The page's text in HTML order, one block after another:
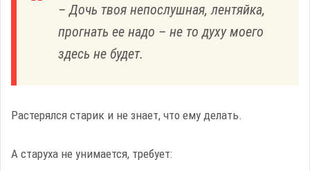
– Дочь твоя непослушная, лентяйка,
прогнать ее надо – не то духу моего
здесь не будет.
Растерялся старик и не знает, что ему делать.
А старуха не унимается, требует: